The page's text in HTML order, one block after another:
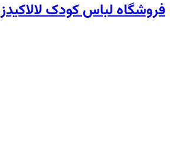
فروشگاه لباس کودک لالاکیدز